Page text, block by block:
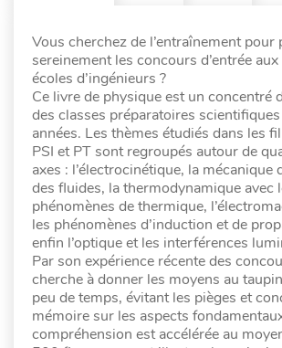
Vous cherchez de l’entraînement pour
sereinement les concours d’entrée
écoles d’ingénieurs ?
Ce livre de physique est un concentré
des classes préparatoires
années. Les thèmes étudiés dans les
PSI et PT sont regroupés autour de
axes : l’électrocinétique, la mécanique
des fluides, la thermodynamique avec
phénomènes de thermique,
les phénomènes d’induction et de
enfin l’optique et les interférences
Par son expérience récente des
cherche à donner les moyens au
peu de temps, évitant les pièges et
mémoire sur les aspects
compréhension est accélérée au